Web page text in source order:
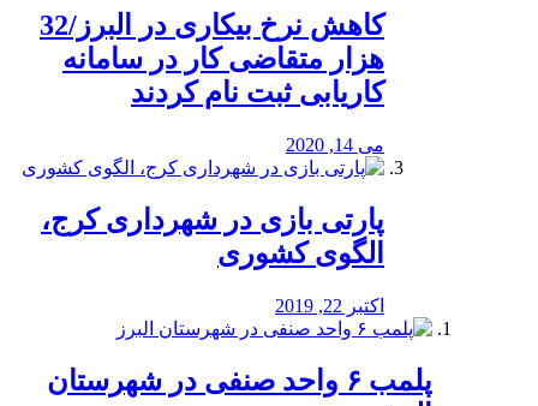
کاهش نرخ بیکاری در البرز/32
هزار متقاضی کار در سامانه
کاریابی ثبت نام کردند
می 14, 2020
پارتی بازی در شهرداری کرج،
الگوی کشوری
اکتبر 22, 2019
پلمب ۶ واحد صنفی در شهرستان